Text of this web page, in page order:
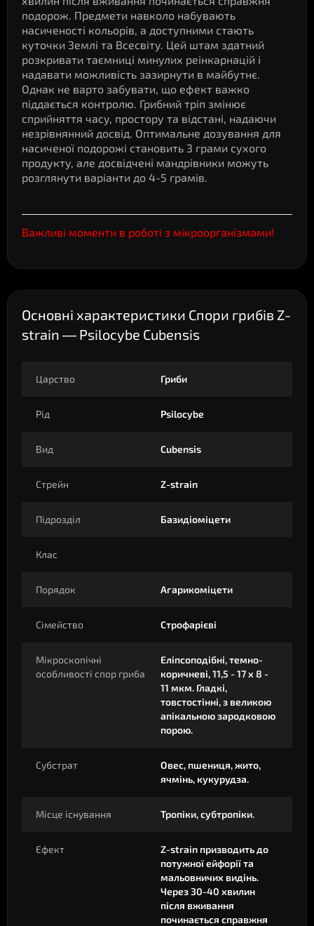
подорож. Предмети навколо набувають
насиченості кольорів, а доступними стають
куточки Землі та Всесвіту. Цей штам здатний
розкривати таємниці минулих реінкарнацій і
надавати можливість зазирнути в майбутнє.
Однак не варто забувати, що ефект важко
піддається контролю. Грибний тріп змінює
сприйняття часу, простору та відстані, надаючи
незрівнянний досвід. Оптимальне дозування для
насиченої подорожі становить 3 грами сухого
продукту, але досвідчені мандрівники можуть
розглянути варіанти до 4-5 грамів.
Важливі моменти в роботі з мікроорганізмами!
Основні характеристики Спори грибів Z-
strain — Psilocybe Cubensis
Царство Гриби
Рід Psilocybe
Вид Cubensis
Стрейн Z-strain
Підрозділ Базидіоміцети
Клас
Порядок Агарикоміцети
Сімейство Строфарієві
Мікроскопічні
особливості спор гриба
Еліпсоподібні, темно-
коричневі, 11,5 - 17 x 8 -
11 мкм. Гладкі,
товстостінні, з великою
апікальною зародковою
порою.
Субстрат
Овес, пшениця, жито,
ячмінь, кукурудза.
Місце існування Тропіки, субтропіки.
Ефект
Z-strain призводить до
потужної ейфорії та
мальовничих видінь.
Через 30-40 хвилин
після вживання
починається справжня